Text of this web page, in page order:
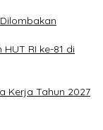
RI ke-81 di
Kerja Tahun 2027